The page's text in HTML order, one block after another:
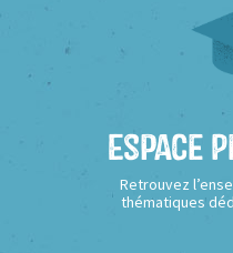
Espace
Retrouvez
thématiques